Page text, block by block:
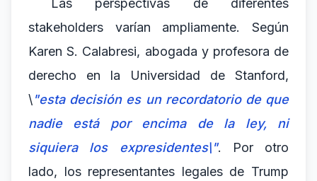
Las perspectivas de diferentes
stakeholders varían ampliamente. Según
Karen S. Calabresi, abogada y profesora de
derecho en la Universidad de Stanford,
\"esta decisión es un recordatorio de que
nadie está por encima de la ley, ni
siquiera los expresidentes\". Por otro
lado, los representantes legales de Trump